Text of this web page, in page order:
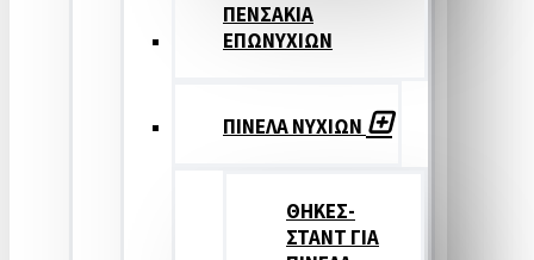
ΠΕΝΣΑΚΙΑ
ΕΠΩΝΥΧΙΩΝ
ΠΙΝΕΛΑ ΝΥΧΙΩΝ
ΘΗΚΕΣ-
ΣΤΑΝΤ ΓΙΑ